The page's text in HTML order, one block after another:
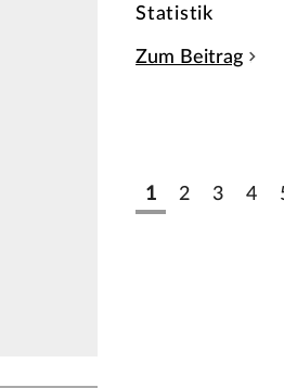
Statistik
Zum Beitrag
1 2 3 4